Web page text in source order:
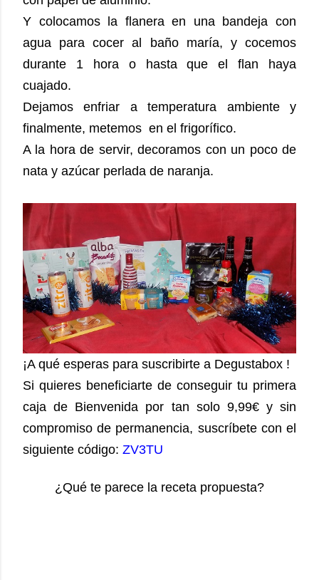
Y colocamos la flanera en una bandeja con
agua para cocer al baño maría, y cocemos
durante 1 hora o hasta que el flan haya
cuajado.
Dejamos enfriar a temperatura ambiente y
finalmente, metemos en el frigorífico.
A la hora de servir, decoramos con un poco de
nata y azúcar perlada de naranja.
¡A qué esperas para suscribirte a Degustabox !
Si quieres beneficiarte de conseguir tu primera
caja de Bienvenida por tan solo 9,99€ y sin
compromiso de permanencia, suscríbete con el
siguiente código: ZV3TU
¿Qué te parece la receta propuesta?